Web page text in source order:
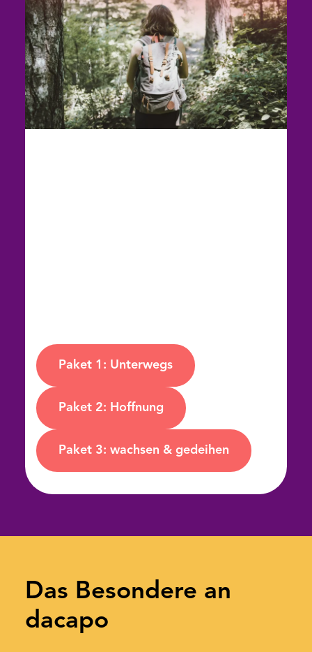
Paket 1: Unterwegs
Paket 2: Hoffnung
Paket 3: wachsen & gedeihen
Das Besondere an
dacapo